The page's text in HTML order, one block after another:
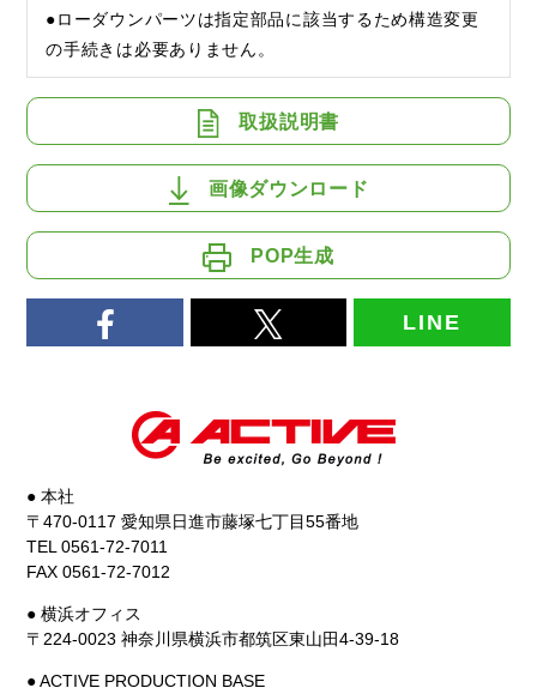
●ローダウンパーツは指定部品に該当するため構造変更
の手続きは必要ありません。
取扱説明書
画像ダウンロード
POP生成
LINE
● 本社
〒470-0117 愛知県日進市藤塚七丁目55番地
TEL 0561-72-7011
FAX 0561-72-7012
● 横浜オフィス
〒224-0023 神奈川県横浜市都筑区東山田4-39-18
● ACTIVE PRODUCTION BASE